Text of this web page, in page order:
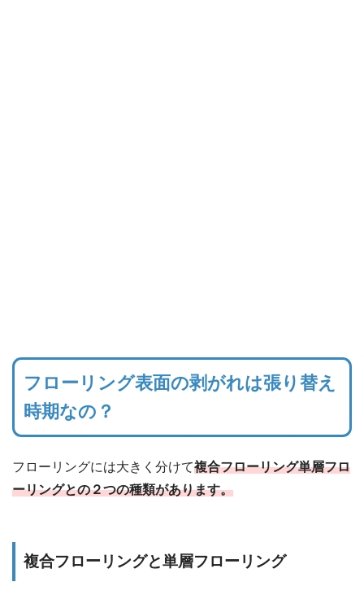
フローリング表面の剥がれは張り替え
時期なの？
フローリングには大きく分けて複合フローリング単層フロ
ーリングとの２つの種類があります。
複合フローリングと単層フローリング